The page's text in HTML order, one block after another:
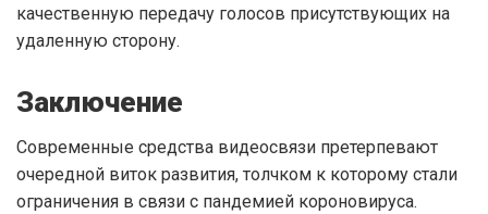
качественную передачу голосов присутствующих на
удаленную сторону.
Заключение
Современные средства видеосвязи претерпевают
очередной виток развития, толчком к которому стали
ограничения в связи с пандемией короновируса.